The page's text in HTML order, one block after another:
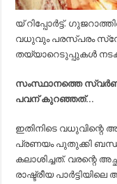
യ് റിപ്പോര്‍ട്ട്.
വധുവും പരസ്പരം
തയ്യാറെടുപ്പുകള്‍
സംസ്ഥാനത്തെ സ്വര്‍ണ
പവന് കുറഞ്ഞത്…
ഇതിനിടെ വധുവിന്റെ
പ്രണയം പുതുക്കി ബന്ധം
കലാശിച്ചത്. വരന്റെ
രാഷ്ട്രീയ